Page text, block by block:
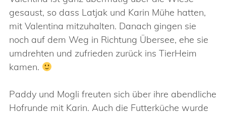
gesaust, so dass Latjak und Karin Mühe hatten,
mit Valentina mitzuhalten. Danach gingen sie
noch auf dem Weg in Richtung Übersee, ehe sie
umdrehten und zufrieden zurück ins TierHeim
kamen.
Paddy und Mogli freuten sich über ihre abendliche
Hofrunde mit Karin. Auch die Futterküche wurde